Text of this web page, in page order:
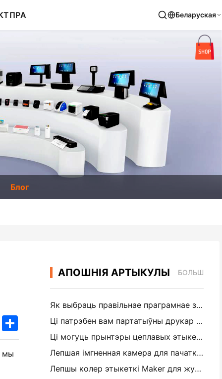
ПРА Беларуская
Блог
TwitterShare
мы
АПОШНІЯ АРТЫКУЛЫ БОЛЬШ
Як выбраць правільнае праграмнае забеспячэнне рэстарана для вашага маленькага або сярэдняга рэстарана
Ці патрэбен вам партатыўны друкар A4 для складскіх рахункаў-фактур? Што на самай справе працуе
Ці могуць прынтэры цеплавых этыкетак рабіць воданепранікальныя этыкеткі для прадуктаў малога бізнесу?
Лепшая імгненная камера для пачаткоўцаў, якія не хочуць марнаваць паперу
Лепшы колер этыкеткі Maker для журналізацыі і Scrapbooking: Дадаць больш колеру на кожную старонку